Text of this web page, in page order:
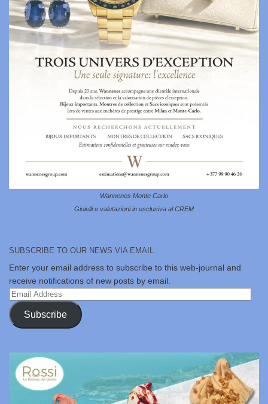
Wannenes Monte Carlo
Gioielli e valutazioni in esclusiva al CREM
SUBSCRIBE TO OUR NEWS VIA EMAIL
Enter your email address to subscribe to this web-journal and
receive notifications of new posts by email.
Email
Address
Subscribe